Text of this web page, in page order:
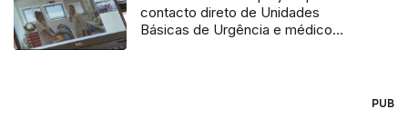
contacto direto de Unidades
Básicas de Urgência e médico
PUB